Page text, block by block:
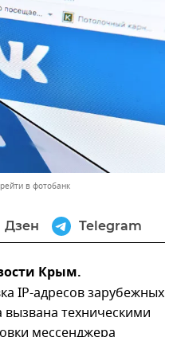
в фотобанк
Дзен Telegram
Крым.
IP-адресов зарубежных
вызвана техническими